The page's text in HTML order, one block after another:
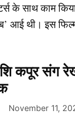
के साथ काम
आई थी। इस
कपूर संग
November 11,